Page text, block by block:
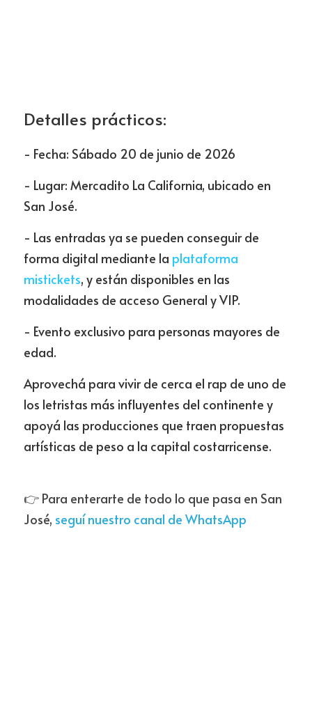
Detalles prácticos:
- Fecha: Sábado 20 de junio de 2026
- Lugar: Mercadito La California, ubicado en
San José.
- Las entradas ya se pueden conseguir de
forma digital mediante la plataforma
mistickets, y están disponibles en las
modalidades de acceso General y VIP.
- Evento exclusivo para personas mayores de
edad.
Aprovechá para vivir de cerca el rap de uno de
los letristas más influyentes del continente y
apoyá las producciones que traen propuestas
artísticas de peso a la capital costarricense.
👉 Para enterarte de todo lo que pasa en San
José, seguí nuestro canal de WhatsApp